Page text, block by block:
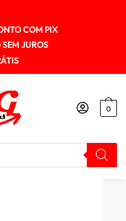
COM PIX
JUROS
0
Honda Cb500f 2014-2015 Spto098 Scam